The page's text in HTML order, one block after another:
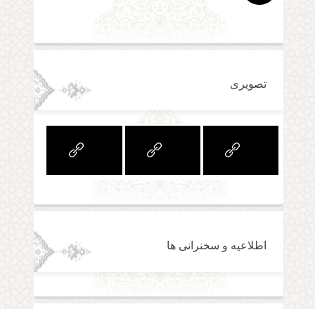
تصویری
اطلاعیه و سخنرانی ها